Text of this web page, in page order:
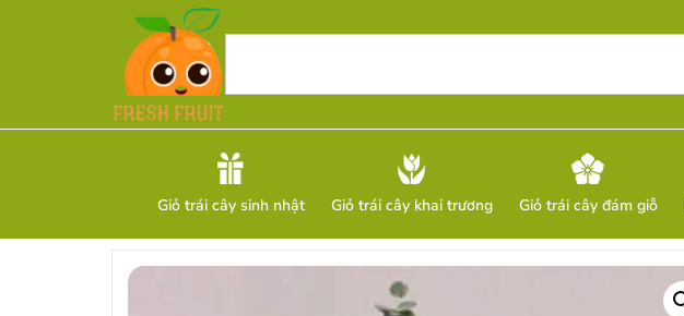
Giỏ trái cây sinh nhật Giỏ trái cây khai trương Giỏ trái cây đám giỗ